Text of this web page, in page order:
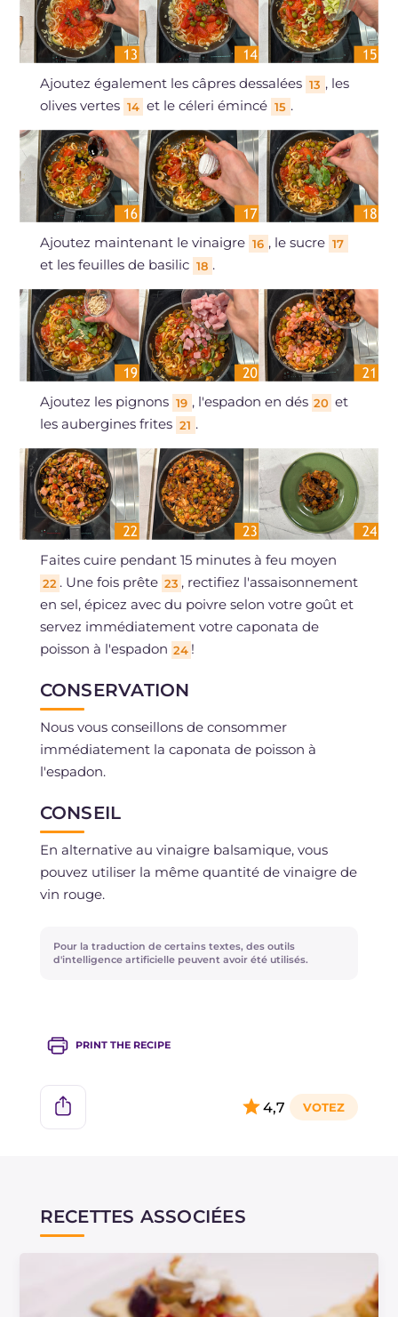
Ajoutez également les câpres dessalées 13 , les
olives vertes 14 et le céleri émincé 15 .
Ajoutez maintenant le vinaigre 16 , le sucre 17
et les feuilles de basilic 18 .
Ajoutez les pignons 19 , l'espadon en dés 20 et
les aubergines frites 21 .
Faites cuire pendant 15 minutes à feu moyen
22 . Une fois prête 23 , rectifiez l'assaisonnement
en sel, épicez avec du poivre selon votre goût et
servez immédiatement votre caponata de
poisson à l'espadon 24 !
CONSERVATION
Nous vous conseillons de consommer
immédiatement la caponata de poisson à
l'espadon.
CONSEIL
En alternative au vinaigre balsamique, vous
pouvez utiliser la même quantité de vinaigre de
vin rouge.
Pour la traduction de certains textes, des outils
d'intelligence artificielle peuvent avoir été utilisés.
PRINT THE RECIPE
4,7
RECETTES ASSOCIÉES